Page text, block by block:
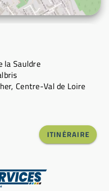
la Sauldre
Centre-Val de Loire
ITINÉRAIRE